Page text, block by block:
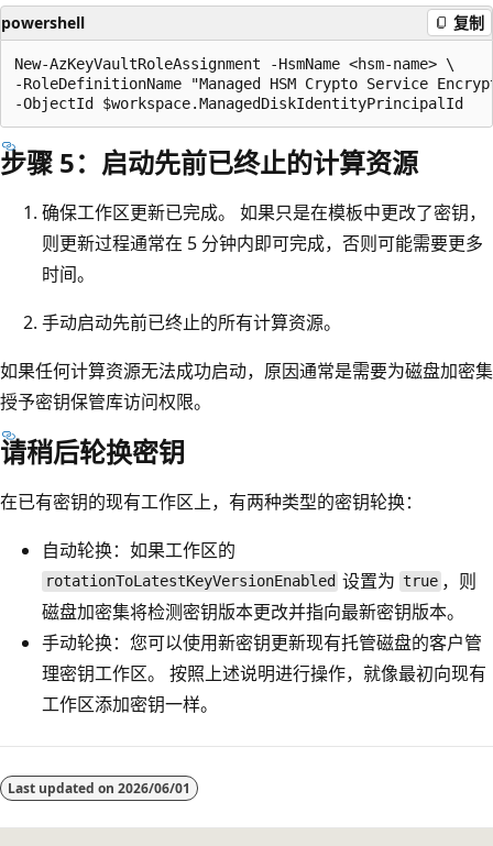
powershell 复制
New-AzKeyVaultRoleAssignment -HsmName <hsm-name> \
-RoleDefinitionName "Managed HSM Crypto Service
步骤 5：启动先前已终止的计算资源
确保工作区更新已完成。 如果只是在模板中更改了密钥，
则更新过程通常在 5 分钟内即可完成，否则可能需要更多
时间。
手动启动先前已终止的所有计算资源。
如果任何计算资源无法成功启动，原因通常是需要为磁盘加密集
授予密钥保管库访问权限。
请稍后轮换密钥
在已有密钥的现有工作区上，有两种类型的密钥轮换：
自动轮换：如果工作区的
rotationToLatestKeyVersionEnabled 设置为true，则
磁盘加密集将检测密钥版本更改并指向最新密钥版本。
手动轮换：您可以使用新密钥更新现有托管磁盘的客户管
理密钥工作区。 按照上述说明进行操作，就像最初向现有
工作区添加密钥一样。
Last updated on 2026/06/01